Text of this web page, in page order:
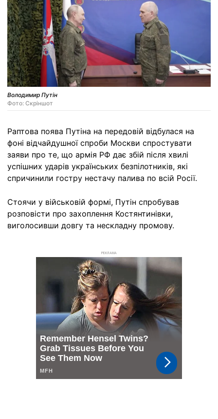
Володимир Путін
Фото: Скріншот
Раптова поява Путіна на передовій відбулася на
фоні відчайдушної спроби Москви спростувати
заяви про те, що армія РФ дає збій після хвилі
успішних ударів українських безпілотників, які
спричинили гостру нестачу палива по всій Росії.
Стоячи у військовій формі, Путін спробував
розповісти про захоплення Костянтинівки,
виголосивши довгу та нескладну промову.
РЕКЛАМА